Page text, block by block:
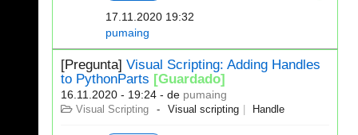
17.11.2020 19:32
pumaing
[Pregunta] Visual Scripting: Adding Handles
to PythonParts [Guardado]
16.11.2020 - 19:24 - de pumaing
Visual Scripting Visual scripting Handle